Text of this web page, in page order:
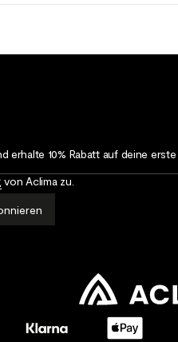
erhalte 10% Rabatt auf deine
von Aclima zu.